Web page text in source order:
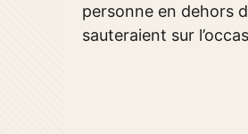
personne en dehors
sauteraient sur